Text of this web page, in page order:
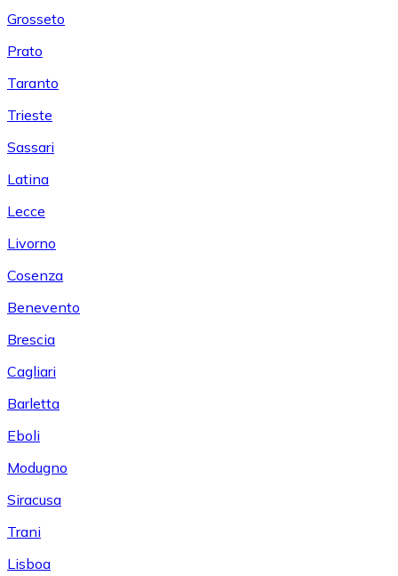
Grosseto
Prato
Taranto
Trieste
Sassari
Latina
Lecce
Livorno
Cosenza
Benevento
Brescia
Cagliari
Barletta
Eboli
Modugno
Siracusa
Trani
Lisboa